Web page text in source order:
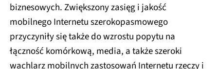
biznesowych. Zwiększony zasięg i jakość
mobilnego Internetu szerokopasmowego
przyczyniły się także do wzrostu popytu na
łączność komórkową, media, a także szeroki
wachlarz mobilnych zastosowań Internetu rzeczy i